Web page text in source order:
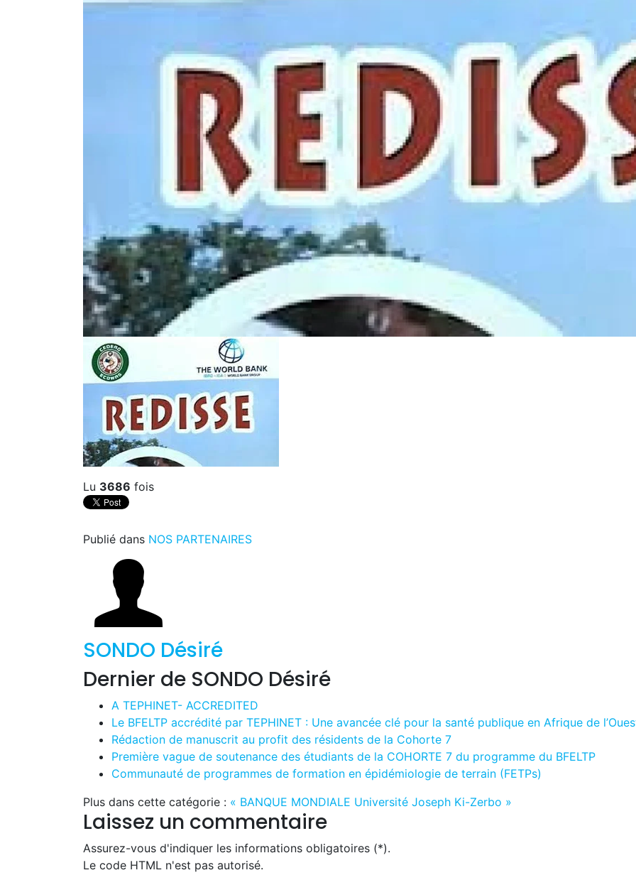
Lu 3686 fois
Publié dans NOS PARTENAIRES
SONDO Désiré
Dernier de SONDO Désiré
A TEPHINET- ACCREDITED
Le BFELTP accrédité par TEPHINET : Une avancée clé pour la santé publique en Afrique de
Rédaction de manuscrit au profit des résidents de la Cohorte 7
Première vague de soutenance des étudiants de la COHORTE 7 du programme du BFELTP
Communauté de programmes de formation en épidémiologie de terrain (FETPs)
Plus dans cette catégorie : « BANQUE MONDIALE Université Joseph Ki-Zerbo »
Laissez un commentaire
Assurez-vous d'indiquer les informations obligatoires (*).
Le code HTML n'est pas autorisé.